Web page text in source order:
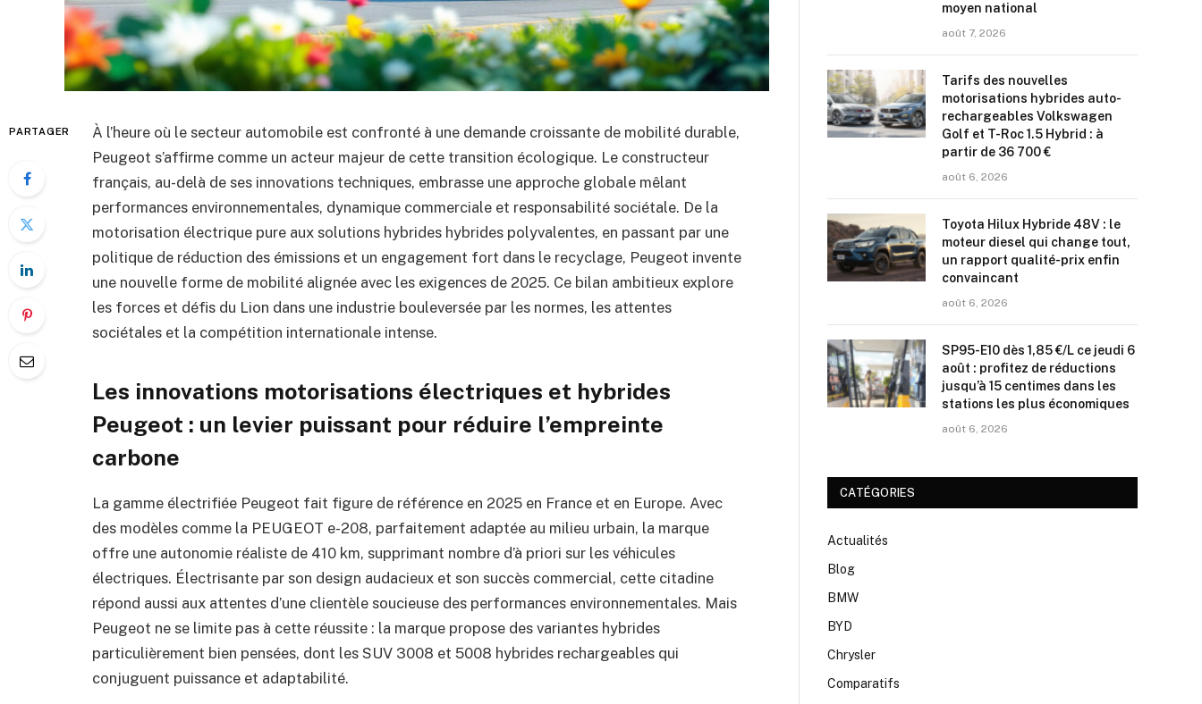
PARTAGER
À l’heure où le secteur automobile est confronté à une demande croissante de mobilité durable,
Peugeot s’affirme comme un acteur majeur de cette transition écologique. Le constructeur
français, au-delà de ses innovations techniques, embrasse une approche globale mêlant
performances environnementales, dynamique commerciale et responsabilité sociétale. De la
motorisation électrique pure aux solutions hybrides hybrides polyvalentes, en passant par une
politique de réduction des émissions et un engagement fort dans le recyclage, Peugeot invente
une nouvelle forme de mobilité alignée avec les exigences de 2025. Ce bilan ambitieux explore
les forces et défis du Lion dans une industrie bouleversée par les normes, les attentes
sociétales et la compétition internationale intense.
Les innovations motorisations électriques et hybrides
Peugeot : un levier puissant pour réduire l’empreinte
carbone
La gamme électrifiée Peugeot fait figure de référence en 2025 en France et en Europe. Avec
des modèles comme la PEUGEOT e-208, parfaitement adaptée au milieu urbain, la marque
offre une autonomie réaliste de 410 km, supprimant nombre d’à priori sur les véhicules
électriques. Électrisante par son design audacieux et son succès commercial, cette citadine
répond aussi aux attentes d’une clientèle soucieuse des performances environnementales. Mais
Peugeot ne se limite pas à cette réussite : la marque propose des variantes hybrides
particulièrement bien pensées, dont les SUV 3008 et 5008 hybrides rechargeables qui
conjuguent puissance et adaptabilité.
moyen national
août 7, 2026
Tarifs des nouvelles
motorisations hybrides auto-
rechargeables Volkswagen
Golf et T-Roc 1.5 Hybrid : à
partir de 36 700 €
août 6, 2026
Toyota Hilux Hybride 48V : le
moteur diesel qui change tout,
un rapport qualité-prix enfin
convaincant
août 6, 2026
SP95-E10 dès 1,85 €/L ce jeudi 6
août : profitez de réductions
jusqu’à 15 centimes dans les
stations les plus économiques
août 6, 2026
CATÉGORIES
Actualités
Blog
BMW
BYD
Chrysler
Comparatifs